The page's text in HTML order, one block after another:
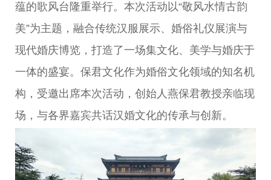
蕴的歌风台隆重举行。本次活动以“敬风水情古韵
美”为主题，融合传统汉服展示、婚俗礼仪展演与
现代婚庆博览，打造了一场集文化、美学与婚庆于
一体的盛宴。保君文化作为婚俗文化领域的知名机
构，受邀出席本次活动，创始人燕保君教授亲临现
场，与各界嘉宾共话汉婚文化的传承与创新。